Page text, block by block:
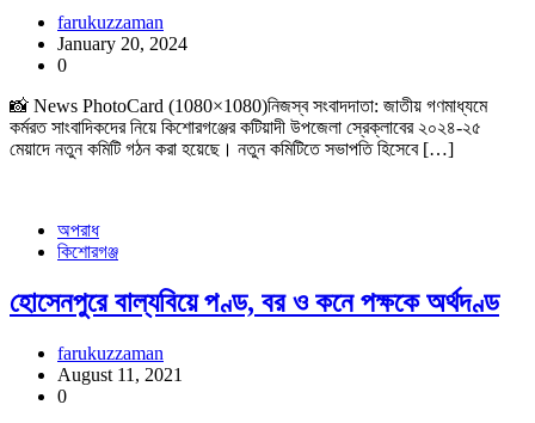
farukuzzaman
January 20, 2024
0
📸 News PhotoCard (1080×1080)নিজস্ব সংবাদদাতা: জাতীয় গণমাধ্যমে
কর্মরত সাংবাদিকদের নিয়ে কিশোরগঞ্জের কটিয়াদী উপজেলা স্রেক্লাবের ২০২৪-২৫
মেয়াদে নতুন কমিটি গঠন করা হয়েছে। নতুন কমিটিতে সভাপতি হিসেবে […]
অপরাধ
কিশোরগঞ্জ
হোসেনপুরে বাল্যবিয়ে পণ্ড, বর ও কনে পক্ষকে অর্থদণ্ড
farukuzzaman
August 11, 2021
0